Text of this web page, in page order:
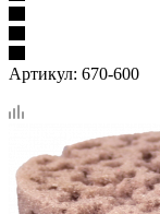
Артикул: 670-600